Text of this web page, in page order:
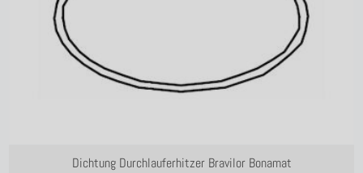
Dichtung Durchlauferhitzer Bravilor Bonamat